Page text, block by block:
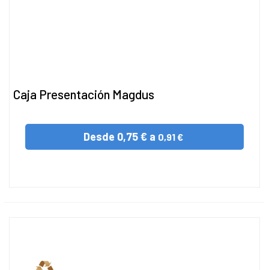
Caja Presentación Magdus
Desde 0,75 € a 0,91 €